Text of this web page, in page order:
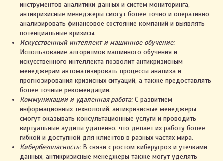
инструментов аналитики данных и систем мониторинга,
антикризисные менеджеры смогут более точно и оперативно
анализировать финансовое состояние компаний и выявлять
потенциальные кризисы.
Искусственный интеллект и машинное обучение:
Использование алгоритмов машинного обучения и
искусственного интеллекта позволит антикризисным
менеджерам автоматизировать процессы анализа и
прогнозирования кризисных ситуаций, а также предоставлять
более точные рекомендации.
Коммуникации и удаленная работа:С развитием
информационных технологий, антикризисные менеджеры
смогут оказывать консультационные услуги и проводить
виртуальные аудиты удаленно, что делает их работу более
гибкой и доступной для клиентов в разных частях мира.
Кибербезопасность:В связи с ростом киберугроз и утечками
данных, антикризисные менеджеры также могут уделять